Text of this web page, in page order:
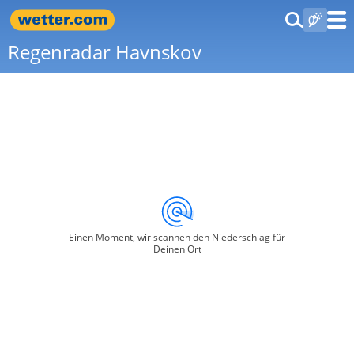
Regenradar Havnskov
Einen Moment, wir scannen den Niederschlag für
Deinen Ort